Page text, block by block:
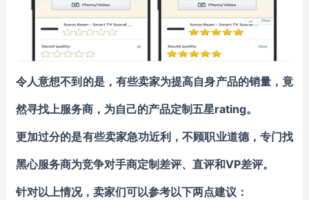
令人意想不到的是，有些卖家为提高自身产品的销量，竟
然寻找上服务商，为自己的产品定制五星rating。
更加过分的是有些卖家急功近利，不顾职业道德，专门找
黑心服务商为竞争对手商定制差评、直评和VP差评。
针对以上情况，卖家们可以参考以下两点建议：